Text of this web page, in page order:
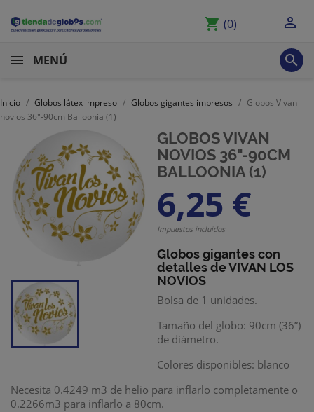
shopping_cart (0) 
MENÚ 
Inicio Globos látex impreso Globos gigantes impresos
Globos Vivan
novios 36"-90cm Balloonia (1)
GLOBOS VIVAN
NOVIOS 36"-90CM
BALLOONIA (1)
6,25 €
Impuestos incluidos
Globos gigantes con
detalles de VIVAN LOS
NOVIOS
Bolsa de 1 unidades.
Tamaño del globo: 90cm (36”)
de diámetro.
Colores disponibles: blanco
Necesita 0.4249 m3 de helio para inflarlo completamente o
0.2266m3 para inflarlo a 80cm.